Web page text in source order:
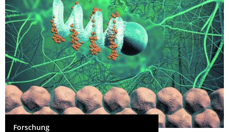
Forschung